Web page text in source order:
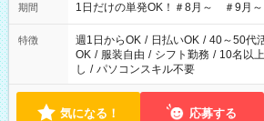
期間 1日だけの単発OK！＃8月～ ＃9月～
特徴 週1日からOK / 日払いOK / 40～50代
OK / 服装自由 / シフト勤務 / 10名以
し / パソコンスキル不要
気になる！ 応募する